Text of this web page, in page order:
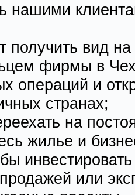
нашими
получить вид
фирмы в
операций и
странах;
на
жилье и
или